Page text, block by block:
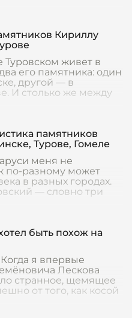
Кириллу
Туровском живет в
его памятника: один
другой — в
И столько же между
памятников
Турове, Гомеле
меня не
по-разному может
в разных городах.
— словно три
быть похож на
я впервые
Лескова
странное, щемящее
от того, как косой